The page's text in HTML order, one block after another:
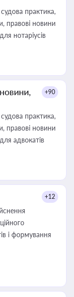
практика,
правові новини
нотаріусів
+90
практика,
правові новини
адвокатів
+12
і формування